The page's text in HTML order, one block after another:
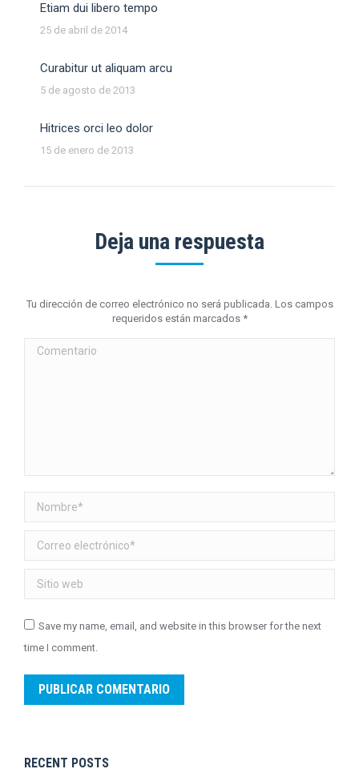
Etiam dui libero tempo
25 de abril de 2014
Curabitur ut aliquam arcu
5 de agosto de 2013
Hitrices orci leo dolor
15 de enero de 2013
Deja una respuesta
Tu dirección de correo electrónico no será publicada. Los campos
requeridos están marcados *
Comentario
Nombre *
Correo electrónico *
Sitio web
Save my name, email, and website in this browser for the next
time I comment.
PUBLICAR COMENTARIO
RECENT POSTS